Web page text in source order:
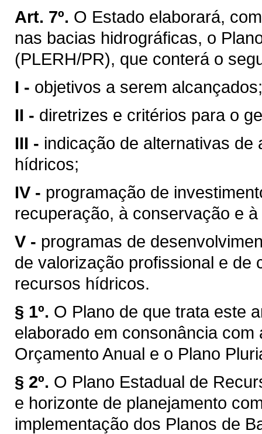
Art. 7º. O Estado elaborará,
nas bacias hidrográficas, o
(PLERH/PR), que conterá o
I - objetivos a serem alcançados;
II - diretrizes e critérios para o
III - indicação de alternativas
hídricos;
IV - programação de
recuperação, à conservação e
V - programas de
de valorização profissional e de
recursos hídricos.
§ 1º. O Plano de que trata este
elaborado em consonância
Orçamento Anual e o Plano
§ 2º. O Plano Estadual de
e horizonte de planejamento
implementação dos Planos de